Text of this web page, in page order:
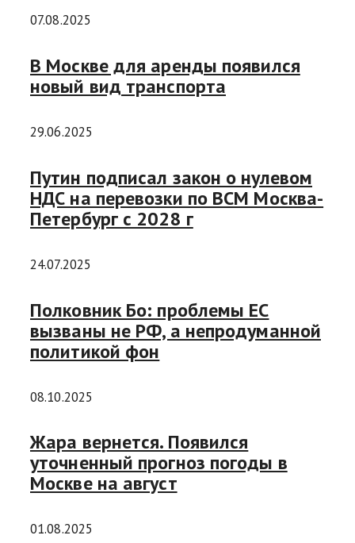
07.08.2025
В Москве для аренды появился
новый вид транспорта
29.06.2025
Путин подписал закон о нулевом
НДС на перевозки по ВСМ Москва-
Петербург с 2028 г
24.07.2025
Полковник Бо: проблемы ЕС
вызваны не РФ, а непродуманной
политикой фон
08.10.2025
Жара вернется. Появился
уточненный прогноз погоды в
Москве на август
01.08.2025